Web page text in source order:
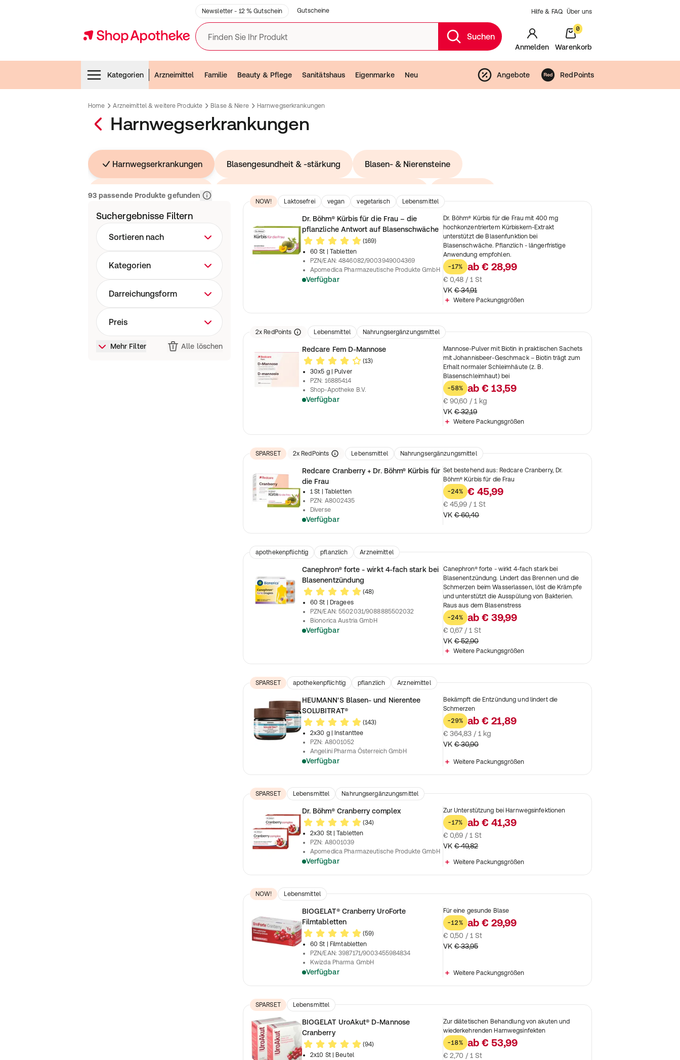
Newsletter - 12 % Gutschein Gutscheine Hilfe & FAQ Über uns
Finden Sie Ihr Produkt Suchen
Anmelden
0
Warenkorb
Kategorien
Arzneimittel Familie Beauty & Pflege Sanitätshaus Eigenmarke Neu Angebote RedPoints
Home Arzneimittel & weitere Produkte Blase & Niere Harnwegserkrankungen
Harnwegserkrankungen
Harnwegserkrankungen Blasengesundheit & -stärkung Blasen- & Nierensteine
Homöopathische Produkte
93 passende Produkte gefundenRelevanz
Suchergebnisse Filtern
Sortieren nach
Kategorien
Darreichungsform
Preis
Mehr Filter Alle löschen
NOW! Laktosefrei vegan vegetarisch Lebensmittel
Dr. Böhm® Kürbis für die Frau – die
pflanzliche Antwort auf Blasenschwäche
(169)
60 St
| Tabletten
PZN/EAN:4846082/9003949004369
Apomedica Pharmazeutische Produkte GmbH
Verfügbar
Dr. Böhm® Kürbis für die Frau mit 400 mg
hochkonzentriertem Kürbiskern-Extrakt
unterstützt die Blasenfunktion bei
Blasenschwäche. Pflanzlich - längerfristige
Anwendung empfohlen.
-17%
ab € 28,99
€ 0,48 / 1 St
VK € 34,91
Weitere Packungsgrößen
2x RedPoints Lebensmittel Nahrungsergänzungsmittel
Redcare Fem D-Mannose
(13)
30x5 g
| Pulver
PZN: 16885414
Shop-Apotheke B.V.
Verfügbar
Mannose-Pulver mit Biotin in praktischen Sachets
mit Johannisbeer-Geschmack – Biotin trägt zum
Erhalt normaler Schleimhäute (z. B.
Blasenschleimhaut) bei
-58%
ab € 13,59
€ 90,60 / 1 kg
VK € 32,19
Weitere Packungsgrößen
SPARSET 2x RedPoints Lebensmittel Nahrungsergänzungsmittel
Redcare Cranberry + Dr. Böhm® Kürbis für
die Frau
1 St
| Tabletten
PZN: A8002435
Diverse
Verfügbar
Set bestehend aus: Redcare Cranberry, Dr.
Böhm® Kürbis für die Frau
-24%
€ 45,99
€ 45,99 / 1 St
VK € 60,40
apothekenpflichtig pflanzlich Arzneimittel
Canephron® forte - wirkt 4-fach stark bei
Blasenentzündung
(48)
60 St
| Dragees
PZN/EAN:5502031/9088885502032
Bionorica Austria GmbH
Verfügbar
Canephron® forte - wirkt 4-fach stark bei
Blasenentzündung. Lindert das Brennen und die
Schmerzen beim Wasserlassen, löst die Krämpfe
und unterstützt die Ausspülung von Bakterien.
Raus aus dem Blasenstress
-24%
ab € 39,99
€ 0,67 / 1 St
VK € 52,90
Weitere Packungsgrößen
SPARSET apothekenpflichtig pflanzlich Arzneimittel
HEUMANN'S Blasen- und Nierentee
SOLUBITRAT®
(143)
2x30 g
| Instanttee
PZN: A8001052
Angelini Pharma Österreich GmbH
Verfügbar
Bekämpft die Entzündung und lindert die
Schmerzen
-29%
ab € 21,89
€ 364,83 / 1 kg
VK € 30,90
Weitere Packungsgrößen
SPARSET Lebensmittel Nahrungsergänzungsmittel
Dr. Böhm® Cranberry complex
(34)
2x30 St
| Tabletten
PZN: A8001039
Apomedica Pharmazeutische Produkte GmbH
Verfügbar
Zur Unterstützung bei Harnwegsinfektionen
-17%
ab € 41,39
€ 0,69 / 1 St
VK € 49,82
Weitere Packungsgrößen
NOW! Lebensmittel
BIOGELAT® Cranberry UroForte
Filmtabletten
(59)
60 St
| Filmtabletten
PZN/EAN:3987171/9003455984834
Kwizda Pharma GmbH
Verfügbar
Für eine gesunde Blase
-12%
ab € 29,99
€ 0,50 / 1 St
VK € 33,95
Weitere Packungsgrößen
SPARSET Lebensmittel
BIOGELAT UroAkut® D-Mannose
Cranberry
(94)
2x10 St
| Beutel
Zur diätetischen Behandlung von akuten und
wiederkehrenden Harnwegsinfekten
-18%
ab € 53,99
€ 2,70 / 1 St